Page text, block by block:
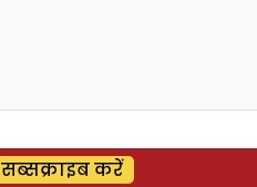
सब्सक्राइब करें